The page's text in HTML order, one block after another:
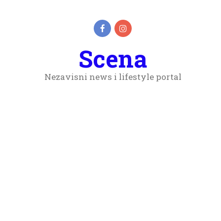
Scena
Nezavisni news i lifestyle portal